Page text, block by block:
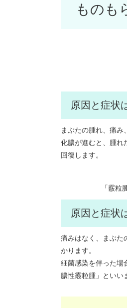
ものも
原因と症状
まぶたの腫れ、痛み
化膿が進むと、腫れ
回復します。
「霰
原因と症状
痛みはなく、まぶた
かります。
細菌感染を伴った場
膿性霰粒腫」といい